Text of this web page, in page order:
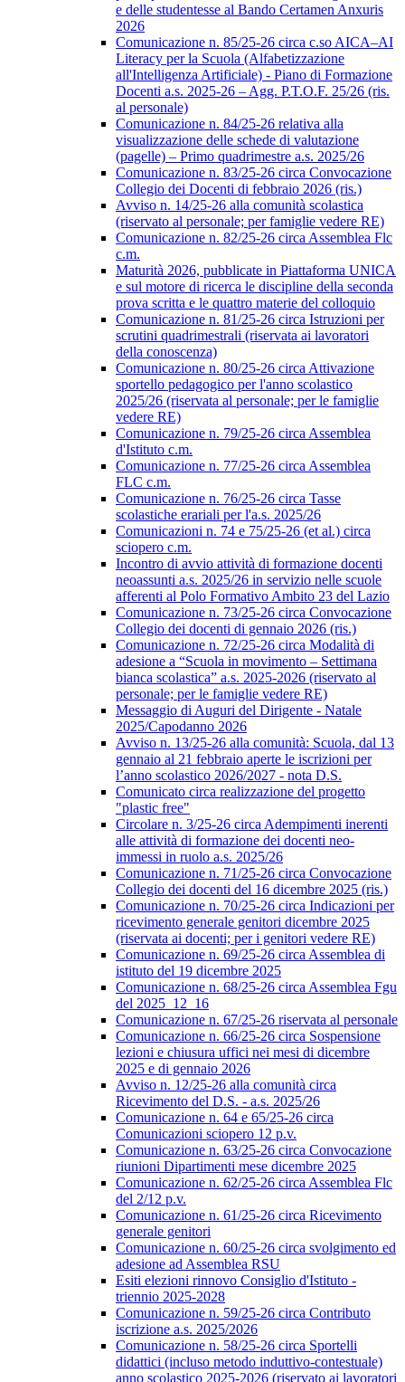
e delle studentesse al Bando Certamen Anxuris
2026
Comunicazione n. 85/25-26 circa c.so AICA–AI
Literacy per la Scuola (Alfabetizzazione
all'Intelligenza Artificiale) - Piano di Formazione
Docenti a.s. 2025-26 – Agg. P.T.O.F. 25/26 (ris.
al personale)
Comunicazione n. 84/25-26 relativa alla
visualizzazione delle schede di valutazione
(pagelle) – Primo quadrimestre a.s. 2025/26
Comunicazione n. 83/25-26 circa Convocazione
Collegio dei Docenti di febbraio 2026 (ris.)
Avviso n. 14/25-26 alla comunità scolastica
(riservato al personale; per famiglie vedere RE)
Comunicazione n. 82/25-26 circa Assemblea Flc
c.m.
Maturità 2026, pubblicate in Piattaforma UNICA
e sul motore di ricerca le discipline della seconda
prova scritta e le quattro materie del colloquio
Comunicazione n. 81/25-26 circa Istruzioni per
scrutini quadrimestrali (riservata ai lavoratori
della conoscenza)
Comunicazione n. 80/25-26 circa Attivazione
sportello pedagogico per l'anno scolastico
2025/26 (riservata al personale; per le famiglie
vedere RE)
Comunicazione n. 79/25-26 circa Assemblea
d'Istituto c.m.
Comunicazione n. 77/25-26 circa Assemblea
FLC c.m.
Comunicazione n. 76/25-26 circa Tasse
scolastiche erariali per l'a.s. 2025/26
Comunicazioni n. 74 e 75/25-26 (et al.) circa
sciopero c.m.
Incontro di avvio attività di formazione docenti
neoassunti a.s. 2025/26 in servizio nelle scuole
afferenti al Polo Formativo Ambito 23 del Lazio
Comunicazione n. 73/25-26 circa Convocazione
Collegio dei docenti di gennaio 2026 (ris.)
Comunicazione n. 72/25-26 circa Modalità di
adesione a “Scuola in movimento – Settimana
bianca scolastica” a.s. 2025-2026 (riservato al
personale; per le famiglie vedere RE)
Messaggio di Auguri del Dirigente - Natale
2025/Capodanno 2026
Avviso n. 13/25-26 alla comunità: Scuola, dal 13
gennaio al 21 febbraio aperte le iscrizioni per
l’anno scolastico 2026/2027 - nota D.S.
Comunicato circa realizzazione del progetto
"plastic free"
Circolare n. 3/25-26 circa Adempimenti inerenti
alle attività di formazione dei docenti neo-
immessi in ruolo a.s. 2025/26
Comunicazione n. 71/25-26 circa Convocazione
Collegio dei docenti del 16 dicembre 2025 (ris.)
Comunicazione n. 70/25-26 circa Indicazioni per
ricevimento generale genitori dicembre 2025
(riservata ai docenti; per i genitori vedere RE)
Comunicazione n. 69/25-26 circa Assemblea di
istituto del 19 dicembre 2025
Comunicazione n. 68/25-26 circa Assemblea Fgu
del 2025_12_16
Comunicazione n. 67/25-26 riservata al personale
Comunicazione n. 66/25-26 circa Sospensione
lezioni e chiusura uffici nei mesi di dicembre
2025 e di gennaio 2026
Avviso n. 12/25-26 alla comunità circa
Ricevimento del D.S. - a.s. 2025/26
Comunicazione n. 64 e 65/25-26 circa
Comunicazioni sciopero 12 p.v.
Comunicazione n. 63/25-26 circa Convocazione
riunioni Dipartimenti mese dicembre 2025
Comunicazione n. 62/25-26 circa Assemblea Flc
del 2/12 p.v.
Comunicazione n. 61/25-26 circa Ricevimento
generale genitori
Comunicazione n. 60/25-26 circa svolgimento ed
adesione ad Assemblea RSU
Esiti elezioni rinnovo Consiglio d'Istituto -
triennio 2025-2028
Comunicazione n. 59/25-26 circa Contributo
iscrizione a.s. 2025/2026
Comunicazione n. 58/25-26 circa Sportelli
didattici (incluso metodo induttivo-contestuale)
anno scolastico 2025-2026 (riservato ai lavoratori